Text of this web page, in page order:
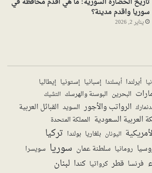
سوريا واقدم مدينة؟
يناير 2, 2026
أيرلندا أيسلندا إسبانيا إستونيا إيطاليا
البحرين البوسنة والهرسك التشيك
الرواتب والأجور السويد القبائل العربية
العربية السعودية المملكة المتحدة
اليونان بلغاريا بولندا تركيا
رومانيا سلطنة عمان سوريا سويسرا
فرنسا قطر كرواتيا كندا لبنان